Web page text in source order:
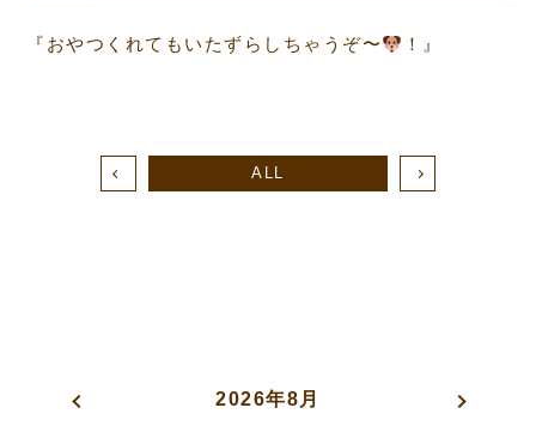
『おやつくれてもいたずらしちゃうぞ〜 ！』
ALL
2026年8月